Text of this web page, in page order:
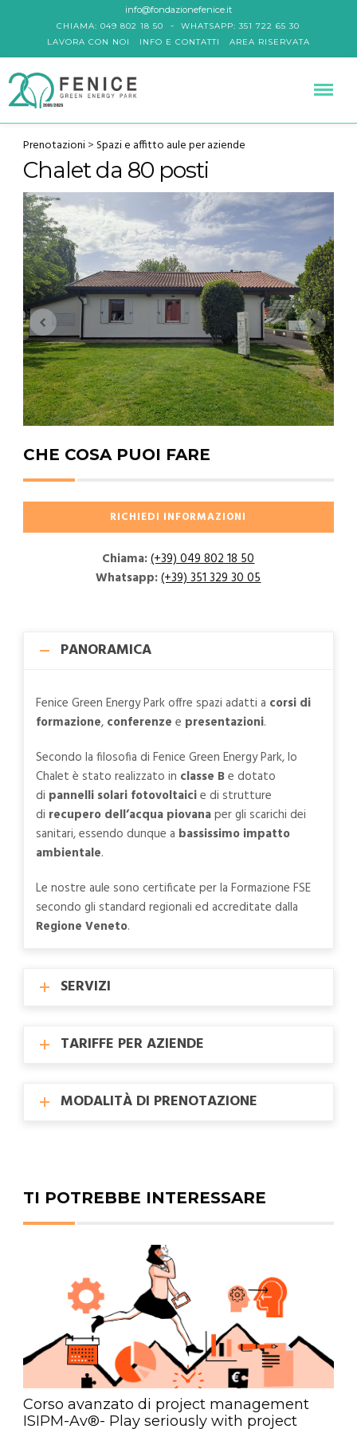
info@fondazionefenice.it
CHIAMA: 049 802 18 50 -
WHATSAPP: 351 722 65 30
LAVORA CON NOI
INFO E CONTATTI AREA RISERVATA
Prenotazioni>Spazi e affitto aule per aziende
Chalet da 80 posti
CHE COSA PUOI FARE
Chiama:(+39) 049 802 18 50
Whatsapp:(+39) 351 329 30 05
PANORAMICA
Fenice Green Energy Park offre spazi adatti a corsi di
formazione, conferenze e presentazioni.
Secondo la filosofia di Fenice Green Energy Park, lo
Chalet è stato realizzato in classe Be dotato
di pannelli solari fotovoltaicie di strutture
di recupero dell’acqua piovanaper gli scarichi dei
sanitari, essendo dunque a bassissimo impatto
ambientale.
Le nostre aule sono certificate per la Formazione FSE
secondo gli standard regionali ed accreditate dalla
Regione Veneto.
SERVIZI
TARIFFE PER AZIENDE
MODALITÀ DI PRENOTAZIONE
TI POTREBBE INTERESSARE
Corso avanzato di project management
ISIPM-Av®- Play seriously with project